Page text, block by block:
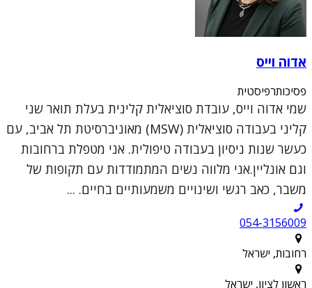
אדוה וייס
פסיכותרפיסטית
שמי אדוה וייס, עובדת סוציאלית קלינית בעלת תואר שני
קליני בעבודה סוציאלית (MSW) מאוניברסיטת תל אביב, עם
כעשר שנות ניסיון בעבודה טיפולית. אני מטפלת ברחובות
וגם אונליין.אני מלווה נשים המתמודדות עם תקופות של
משבר, כאב רגשי ושינויים משמעותיים בחיים. ...
054-3156009
רחובות, ישראל
ראשון לציון, ישראל